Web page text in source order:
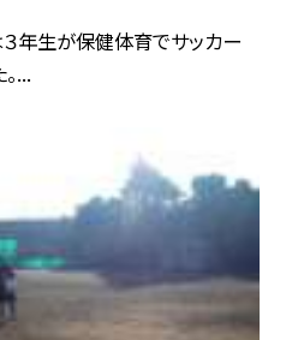
年生が保健体育でサッカー
...